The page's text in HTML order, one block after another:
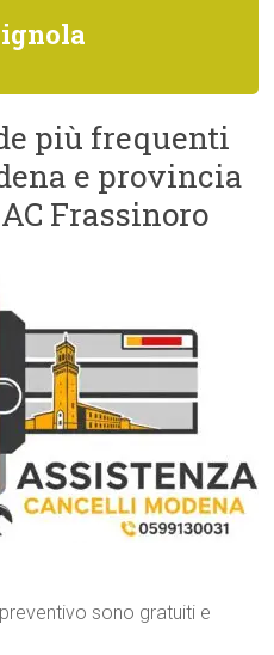
più frequenti
e provincia
Frassinoro
sono gratuiti e